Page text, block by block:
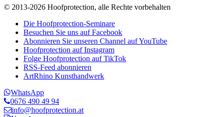
© 2013-2026 Hoofprotection, alle Rechte vorbehalten
Die Hoofprotection-Seminare
Besuchen Sie uns auf Facebook
Abonnieren Sie unseren Channel auf YouTube
Hoofprotection auf Instagram
Folge Hoofprotection auf TikTok
RSS-Feed abonnieren
ArtRhino Kunsthandwerk
WhatsApp
0676 490 49 94
info@hoofprotection.at